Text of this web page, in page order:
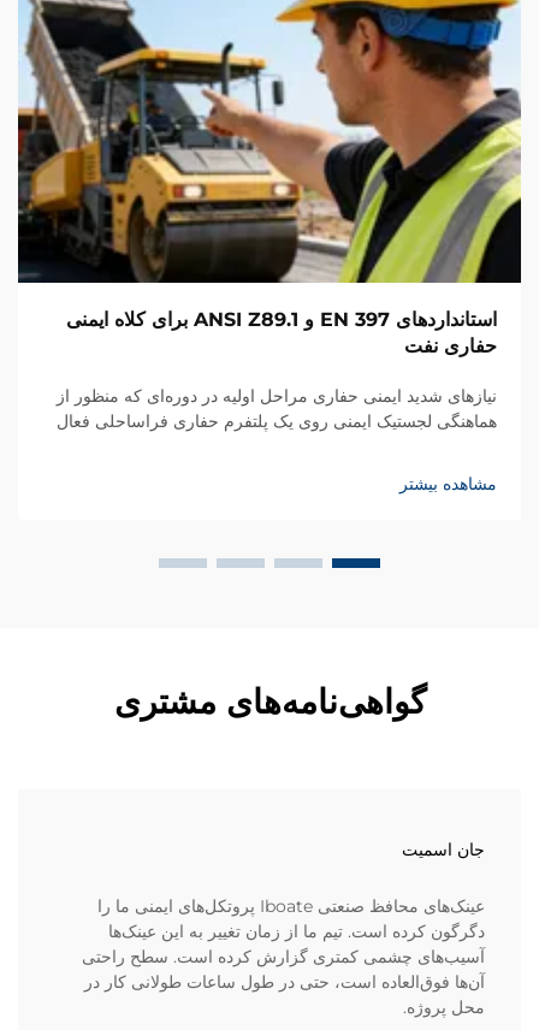
استانداردهای EN 397 و ANSI Z89.1 برای کلاه ایمنی
حفاری نفت
نیازهای شدید ایمنی حفاری مراحل اولیه در دوره‌ای که منظور از
هماهنگی لجستیک ایمنی روی یک پلتفرم حفاری فراساحلی فعال
مواجه شدند. اتصال یک خط هیدرولیک با فشار بالا...
مشاهده بیشتر
گواهی‌نامه‌های مشتری
جان اسمیت
عینک‌های محافظ صنعتی Iboate پروتکل‌های ایمنی ما را
دگرگون کرده است. تیم ما از زمان تغییر به این عینک‌ها
آسیب‌های چشمی کمتری گزارش کرده است. سطح راحتی
آن‌ها فوق‌العاده است، حتی در طول ساعات طولانی کار در
محل پروژه.